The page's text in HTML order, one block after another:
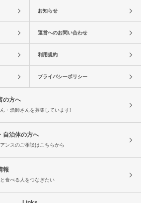
お知らせ
運営へのお問い合わせ
利用規約
プライバシーポリシー
の方へ
・漁師さんを募集しています!
自治体の方へ
ンスのご相談はこちらから
報
食べる人をつなぎたい